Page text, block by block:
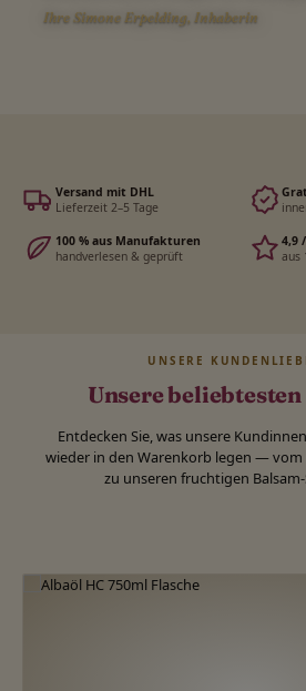
Ihre Simone Erpelding, Inhaberin
Versand mit DHL
Lieferzeit 2–5 Tage
100 % aus Manufakturen
handverlesen & geprüft
4,9
aus
Unsere
UNSERE
Entdecken Sie, was unsere
wieder in den Warenkorb legen — vom
zu unseren fruchtigen
Produktgalerie überspringen